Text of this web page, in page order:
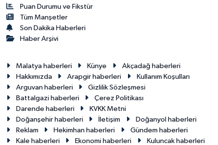
Puan Durumu ve Fikstür
Tüm Manşetler
Son Dakika Haberleri
Haber Arşivi
Malatya haberleri Künye
Akçadağ haberleri
Hakkımızda
Arapgir haberleri
Kullanım Koşulları
Arguvan haberleri
Gizlilik Sözleşmesi
Battalgazi haberleri
Çerez Politikası
Darende haberleri
KVKK Metni
Doğanşehir haberleri
İletişim
Doğanyol haberleri
Reklam
Hekimhan haberleri
Gündem haberleri
Kale haberleri
Ekonomi haberleri
Kuluncak haberleri